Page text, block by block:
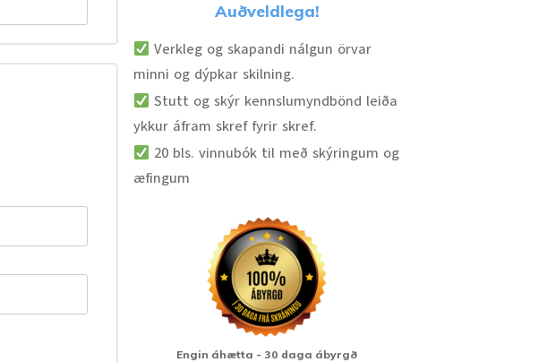
Auðveldlega!
Verkleg og skapandi nálgun örvar
minni og dýpkar skilning.
Stutt og skýr kennslumyndbönd leiða
ykkur áfram skref fyrir skref.
20 bls. vinnubók til með skýringum og
æfingum
Engin áhætta - 30 daga ábyrgð